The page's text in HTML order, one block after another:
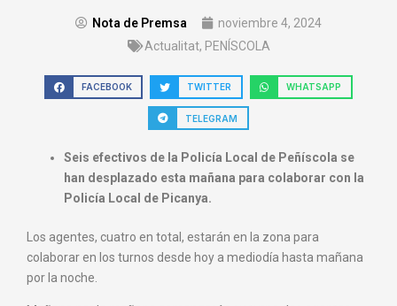
Nota de Premsa
noviembre 4, 2024
Actualitat, PENÍSCOLA
FACEBOOK TWITTER WHATSAPP
TELEGRAM
Seis efectivos de la Policía Local de Peñíscola se
han desplazado esta mañana para colaborar con la
Policía Local de Picanya.
Los agentes, cuatro en total, estarán en la zona para
colaborar en los turnos desde hoy a mediodía hasta mañana
por la noche.